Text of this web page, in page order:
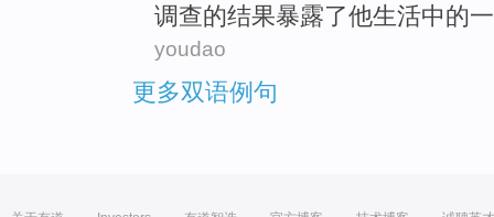
调查的结果暴露了他生活中的
youdao
更多双语例句